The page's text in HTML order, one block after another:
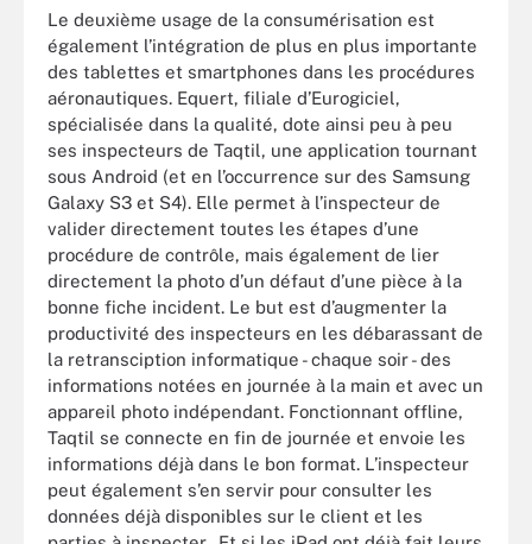
Le deuxième usage de la consumérisation est
également l’intégration de plus en plus importante
des tablettes et smartphones dans les procédures
aéronautiques. Equert, filiale d’Eurogiciel,
spécialisée dans la qualité, dote ainsi peu à peu
ses inspecteurs de Taqtil, une application tournant
sous Android (et en l’occurrence sur des Samsung
Galaxy S3 et S4). Elle permet à l’inspecteur de
valider directement toutes les étapes d’une
procédure de contrôle, mais également de lier
directement la photo d’un défaut d’une pièce à la
bonne fiche incident. Le but est d’augmenter la
productivité des inspecteurs en les débarassant de
la retransciption informatique - chaque soir - des
informations notées en journée à la main et avec un
appareil photo indépendant. Fonctionnant offline,
Taqtil se connecte en fin de journée et envoie les
informations déjà dans le bon format. L’inspecteur
peut également s’en servir pour consulter les
données déjà disponibles sur le client et les